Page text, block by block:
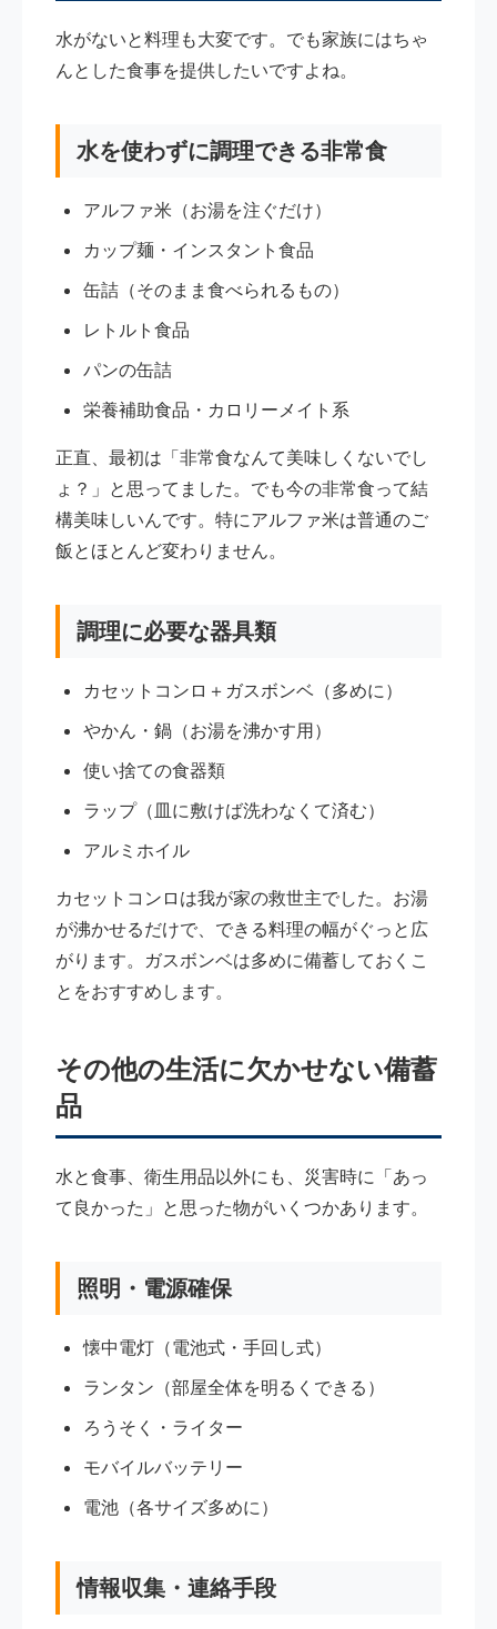
水がないと料理も大変です。でも家族にはちゃ
んとした食事を提供したいですよね。
水を使わずに調理できる非常食
アルファ米（お湯を注ぐだけ）
カップ麺・インスタント食品
缶詰（そのまま食べられるもの）
レトルト食品
パンの缶詰
栄養補助食品・カロリーメイト系
正直、最初は「非常食なんて美味しくないでし
ょ？」と思ってました。でも今の非常食って結
構美味しいんです。特にアルファ米は普通のご
飯とほとんど変わりません。
調理に必要な器具類
カセットコンロ＋ガスボンベ（多めに）
やかん・鍋（お湯を沸かす用）
使い捨ての食器類
ラップ（皿に敷けば洗わなくて済む）
アルミホイル
カセットコンロは我が家の救世主でした。お湯
が沸かせるだけで、できる料理の幅がぐっと広
がります。ガスボンベは多めに備蓄しておくこ
とをおすすめします。
その他の生活に欠かせない備蓄
品
水と食事、衛生用品以外にも、災害時に「あっ
て良かった」と思った物がいくつかあります。
照明・電源確保
懐中電灯（電池式・手回し式）
ランタン（部屋全体を明るくできる）
ろうそく・ライター
モバイルバッテリー
電池（各サイズ多めに）
情報収集・連絡手段